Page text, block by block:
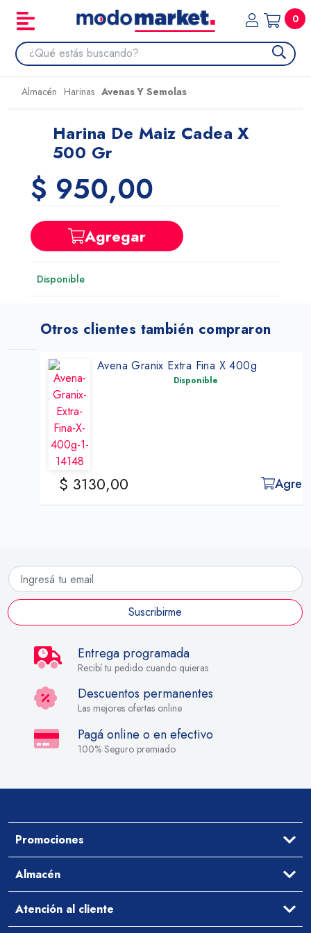
0
Almacén Harinas Avenas Y Semolas
Harina De Maiz Cadea X
500 Gr
$ 950,00
Agregar
Disponible
Otros clientes también compraron
Avena Granix Extra Fina X 400g
Disponible
$ 3130,00 Agregar
Suscribirme
Entrega programada
Recibí tu pedido cuando quieras
Descuentos permanentes
Las mejores ofertas online
Pagá online o en efectivo
100% Seguro premiado
Promociones
Almacén
Arroz y Legumbres
Atención al cliente